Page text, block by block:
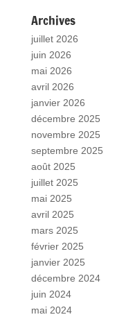
Archives
juillet 2026
juin 2026
mai 2026
avril 2026
janvier 2026
décembre 2025
novembre 2025
septembre 2025
août 2025
juillet 2025
mai 2025
avril 2025
mars 2025
février 2025
janvier 2025
décembre 2024
juin 2024
mai 2024